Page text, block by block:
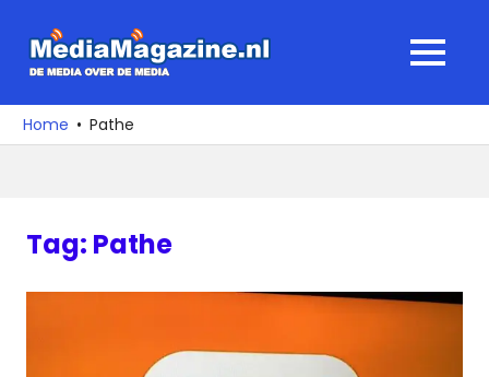
naar
media
over
MENU
Home Pathe
Tag: Pathe